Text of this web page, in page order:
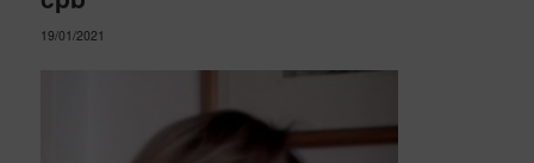
19/01/2021